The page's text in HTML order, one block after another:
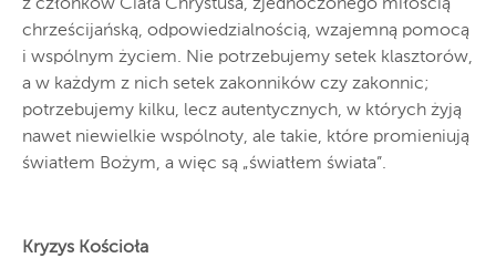
z członków Ciała Chrystusa, zjednoczonego miłością
chrześcijańską, odpowiedzialnością, wzajemną pomocą
i wspólnym życiem. Nie potrzebujemy setek klasztorów,
a w każdym z nich setek zakonników czy zakonnic;
potrzebujemy kilku, lecz autentycznych, w których żyją
nawet niewielkie wspólnoty, ale takie, które promieniują
światłem Bożym, a więc są „światłem świata”.
Kryzys Kościoła